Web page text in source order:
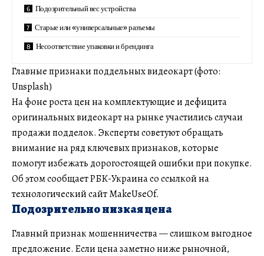
Подозрительный вес устройства
Старые или «универсальные» разъемы
Несоответствие упаковки и брендинга
Главные признаки поддельных видеокарт (фото:
Unsplash)
На фоне роста цен на комплектующие и дефицита
оригинальных видеокарт на рынке участились случаи
продажи подделок. Эксперты советуют обращать
внимание на ряд ключевых признаков, которые
помогут избежать дорогостоящей ошибки при покупке.
Об этом сообщает РБК-Украина со ссылкой на
технологический сайт MakeUseOf.
Подозрительно низкая цена
Главный признак мошенничества — слишком выгодное
предложение. Если цена заметно ниже рыночной,